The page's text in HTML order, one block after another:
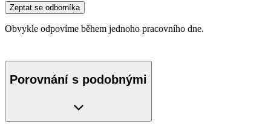
Zeptat se odborníka
Obvykle odpovíme během jednoho pracovního dne.
Porovnání s podobnými